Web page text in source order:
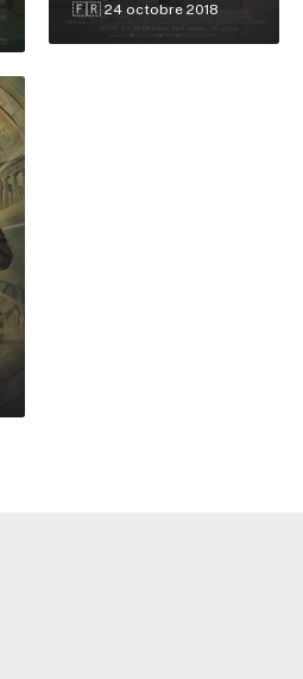
🇫🇷 24 octobre 2018